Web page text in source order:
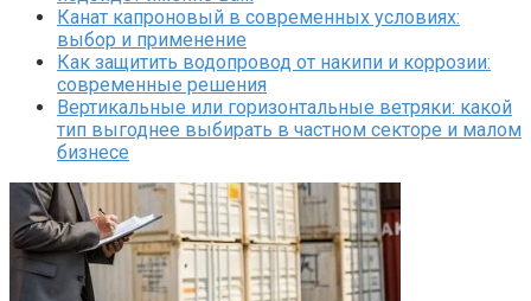
Канат капроновый в современных условиях:
выбор и применение
Как защитить водопровод от накипи и коррозии:
современные решения
Вертикальные или горизонтальные ветряки: какой
тип выгоднее выбирать в частном секторе и малом
бизнесе